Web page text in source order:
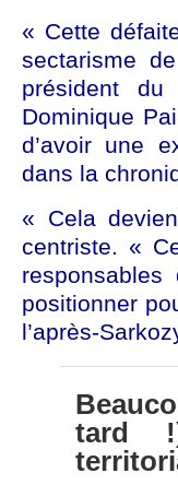
« Cette
sectarisme
président
Dominique
d’avoir une
dans la
« Cela
centriste. «
positionner
l’après-
tard